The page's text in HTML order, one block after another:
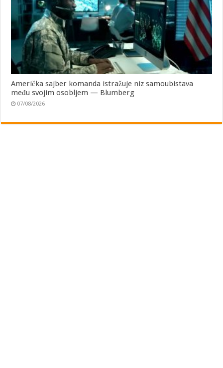
Američka sajber komanda istražuje niz samoubistava
među svojim osobljem — Blumberg
07/08/2026